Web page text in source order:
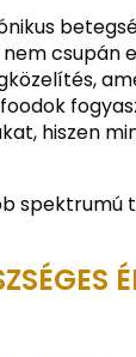
csupán
hiszen